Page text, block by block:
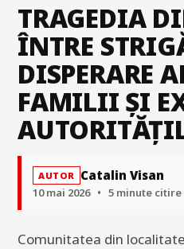
TRAGEDIA
ÎNTRE
DISPERARE
FAMILII ȘI
AUTOR Catalin Visan
10 mai 2026 • 5 minute citire
Comunitatea din